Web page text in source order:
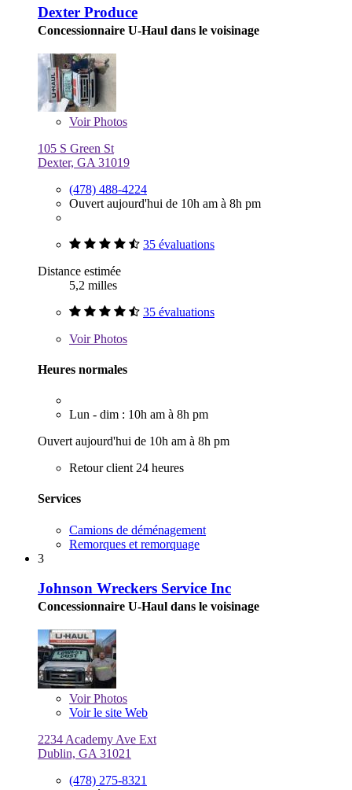
Dexter Produce
Concessionnaire U-Haul dans le voisinage
VoirPhotos
105 S Green St
Dexter, GA 31019
(478) 488-4224
Ouvert aujourd'hui de 10h am à 8h pm
35 évaluations
Distance estimée
5,2 milles
35 évaluations
VoirPhotos
Heures normales
Lun - dim : 10h am à 8h pm
Ouvert aujourd'hui de 10h am à 8h pm
Retour client 24 heures
Services
Camions de déménagement
Remorques et remorquage
3
Johnson Wreckers Service Inc
Concessionnaire U-Haul dans le voisinage
VoirPhotos
Voir le site Web
2234 Academy Ave Ext
Dublin, GA 31021
(478) 275-8321